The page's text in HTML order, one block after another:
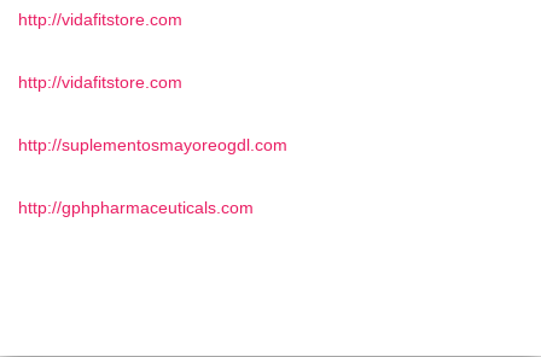
http://vidafitstore.com
http://vidafitstore.com
http://suplementosmayoreogdl.com
http://gphpharmaceuticals.com